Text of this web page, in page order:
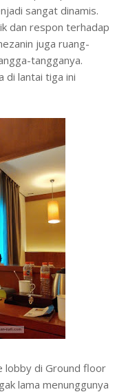
sangat dinamis.
dan respon terhadap
juga ruang-
tangganya.
di lantai tiga ini
lobby di Ground floor
lama menunggunya